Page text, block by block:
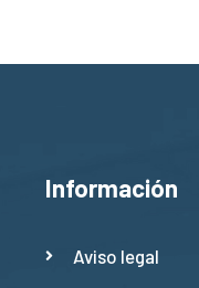
Información
Aviso legal